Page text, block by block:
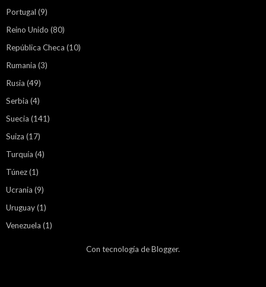
Portugal (9)
Reino Unido (80)
República Checa (10)
Rumania (3)
Rusia (49)
Serbia (4)
Suecia (141)
Suiza (17)
Turquía (4)
Túnez(1)
Ucrania (9)
Uruguay(1)
Venezuela (1)
Con tecnología deBlogger.